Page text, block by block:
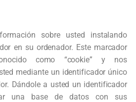
sobre usted instalando
en su ordenador. Este marcador
como “cookie” y nos
mediante un identificador único
Dándole a usted un identificador
una base de datos con sus